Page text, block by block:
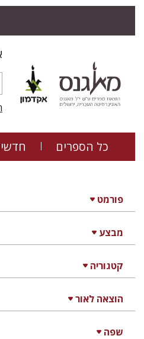
כל הספרים
פורמט
מבצע
קטגוריה
הוצאה לאור
שפה